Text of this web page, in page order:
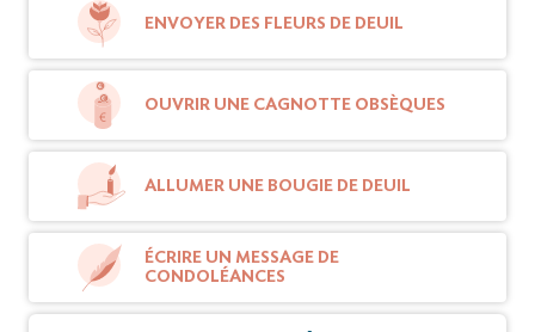
Vous pouvez déposer vos messages de
condoléances et témoignages sur ce site.
ENVOYER DES FLEURS DE DEUIL
OUVRIR UNE CAGNOTTE OBSÈQUES
ALLUMER UNE BOUGIE DE DEUIL
ÉCRIRE UN MESSAGE DE
CONDOLÉANCES